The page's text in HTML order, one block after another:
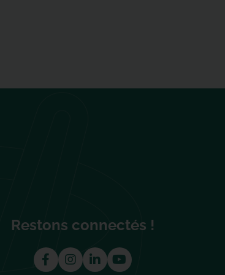
Restons connectés !